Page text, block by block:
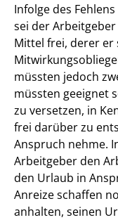
Infolge des
sei der
Mittel frei, derer er
müssten jedoch
müssten geeignet
zu versetzen, in
frei darüber zu
Anspruch nehme.
Arbeitgeber den
den Urlaub in
Anreize schaffen
anhalten, seinen